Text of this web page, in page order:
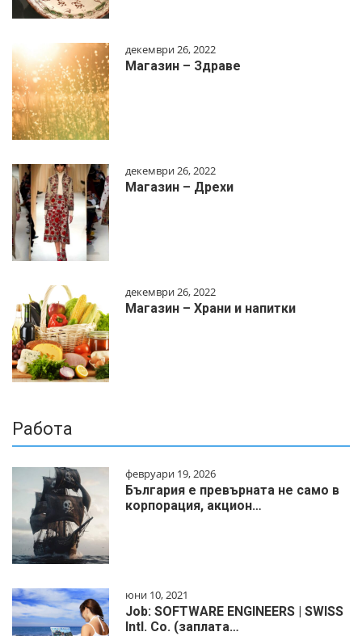
декември 26, 2022
Магазин – Здраве
декември 26, 2022
Магазин – Дрехи
декември 26, 2022
Магазин – Храни и напитки
Работа
февруари 19, 2026
България е превърната не само в
корпорация, акцион…
юни 10, 2021
Job: SOFTWARE ENGINEERS | SWISS
Intl. Co. (заплата…